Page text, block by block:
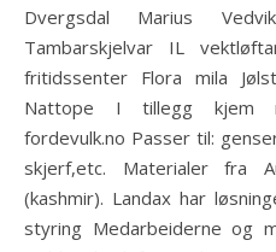
Dvergsdal Marius
Tambarskjelvar IL
fritidssenter Flora mila
Nattope I tillegg kjem
fordevulk.no Passer til:
skjerf,etc. Materialer fra
(kashmir). Landax har
styring Medarbeiderne og